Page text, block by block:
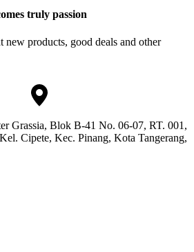
truly passion
products, good deals and other
Grassia, Blok B-41 No. 06-07, RT. 001,
Cipete, Kec. Pinang, Kota Tangerang,